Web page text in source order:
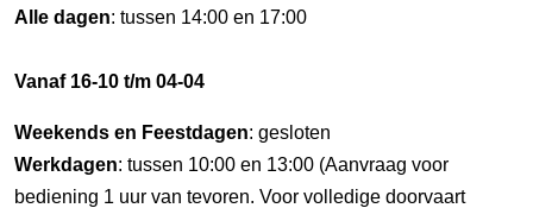
Alle dagen: tussen 14:00 en 17:00
Vanaf 16-10 t/m 04-04
Weekends en Feestdagen: gesloten
Werkdagen: tussen 10:00 en 13:00 (Aanvraag voor
bediening 1 uur van tevoren. Voor volledige doorvaart